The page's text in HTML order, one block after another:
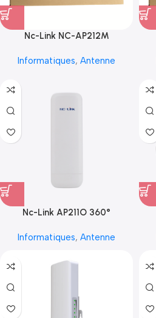
Nc-Link NC-AP212M
Informatiques, Antenne
Nc-Link AP211O 360°
Informatiques, Antenne